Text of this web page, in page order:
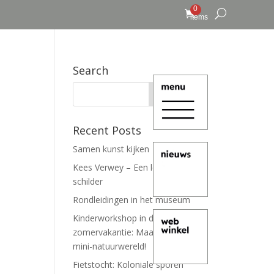
0
items
Search
Recent Posts
Samen kunst kijken
Kees Verwey – Een leven lang
schilder
Rondleidingen in het museum
Kinderworkshop in de
zomervakantie: Maak je eigen
mini-natuurwereld!
Fietstocht: Koloniale sporen